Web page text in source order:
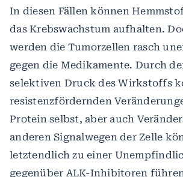
In diesen Fällen können
das Krebswachstum aufhalten.
werden die Tumorzellen rasch
gegen die Medikamente. Durch
selektiven Druck des Wirkstoffs
resistenzfördernden
Protein selbst, aber auch
anderen Signalwegen der Zelle
letztendlich zu einer
gegenüber ALK-Inhibitoren